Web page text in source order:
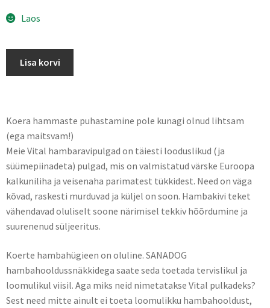
Laos
Lisa korvi
Koera hammaste puhastamine pole kunagi olnud lihtsam
(ega maitsvam!)
Meie Vital hambaravipulgad on täiesti looduslikud (ja
süümepiinadeta) pulgad, mis on valmistatud värske Euroopa
kalkuniliha ja veisenaha parimatest tükkidest. Need on väga
kõvad, raskesti murduvad ja küljel on soon. Hambakivi teket
vähendavad oluliselt soone närimisel tekkiv hõõrdumine ja
suurenenud süljeeritus.
Koerte hambahügieen on oluline. SANADOG
hambahooldussnäkkidega saate seda toetada tervislikul ja
loomulikul viisil. Aga miks neid nimetatakse Vital pulkadeks?
Sest need mitte ainult ei toeta loomulikku hambahooldust,